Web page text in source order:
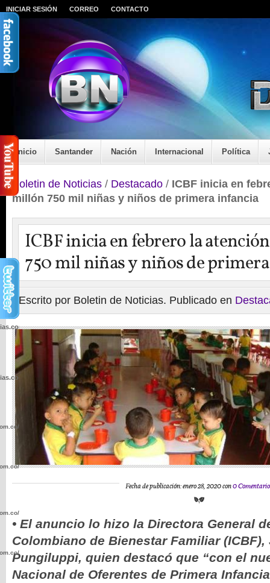
INICIAR SESIÓN CORREO CONTACTO
Inicio Santander Nación Internacional Política
Boletin de Noticias / Destacado / ICBF inicia en
millón 750 mil niñas y niños de primera infancia
ICBF inicia en febrero la
750 mil niñas y niños de
Escrito por Boletin de Noticias. Publicado en
Fecha de publicación: enero 28, 2020 con0
• El anuncio lo hizo la Directora General
Colombiano de Bienestar Familiar (ICBF),
Pungiluppi, quien destacó que “con el
Nacional de Oferentes de Primera
wp-
wp-
wp-
wp-
wp-
wp-